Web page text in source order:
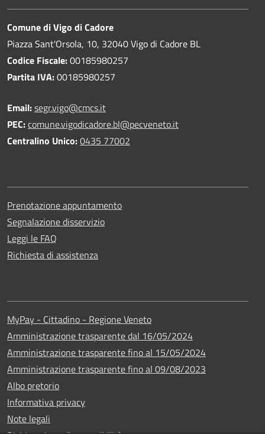
Comune di Vigo di Cadore
Piazza Sant'Orsola, 10, 32040 Vigo di Cadore BL
Codice Fiscale:00185980257
Partita IVA:00185980257
Email:segr.vigo@cmcs.it
PEC:comune.vigodicadore.bl@pecveneto.it
Centralino Unico:0435 77002
Prenotazione appuntamento
Segnalazione disservizio
Leggi le FAQ
Richiesta di assistenza
MyPay - Cittadino - Regione Veneto
Amministrazione trasparente dal 16/05/2024
Amministrazione trasparente fino al 15/05/2024
Amministrazione trasparente fino al 09/08/2023
Albo pretorio
Informativa privacy
Note legali